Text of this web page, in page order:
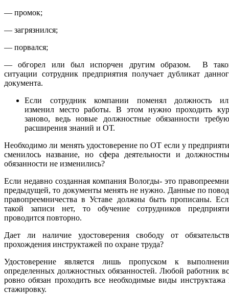
— промок;
— загрязнился;
— порвался;
— обгорел или был испорчен другим образом. В
ситуации сотрудник предприятия получает дубликат
документа.
Если сотрудник компании поменял должность
изменил место работы. В этом нужно проходить
заново, ведь новые должностные обязанности
расширения знаний и ОТ.
Необходимо ли менять удостоверение по ОТ если у
сменилось название, но сфера деятельности и
обязанности не изменились?
Если недавно созданная компания Вологды- это
предыдущей, то документы менять не нужно. Данные по
правопреемничества в Уставе должны быть прописаны.
такой записи нет, то обучение сотрудников
проводится повторно.
Дает ли наличие удостоверения свободу от
прохождения инструктажей по охране труда?
Удостоверение является лишь пропуском к
определенных должностных обязанностей. Любой работник
ровно обязан проходить все необходимые виды инструктажа
стажировку.